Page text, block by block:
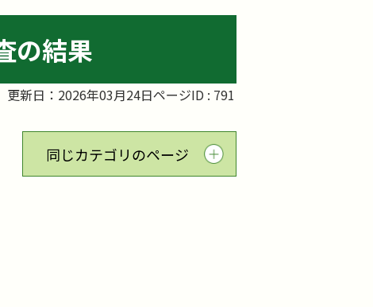
の結果
更新日：2026年03月24日ページID : 791
同じカテゴリのページ